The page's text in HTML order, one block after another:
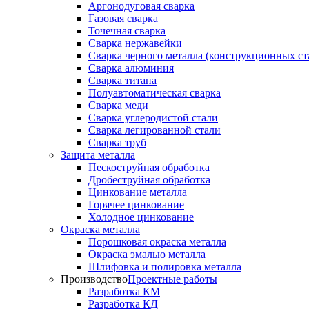
Аргонодуговая сварка
Газовая сварка
Точечная сварка
Сварка нержавейки
Сварка черного металла (конструкционных
Сварка алюминия
Сварка титана
Полуавтоматическая сварка
Сварка меди
Сварка углеродистой стали
Сварка легированной стали
Сварка труб
Защита металла
Пескоструйная обработка
Дробеструйная обработка
Цинкование металла
Горячее цинкование
Холодное цинкование
Окраска металла
Порошковая окраска металла
Окраска эмалью металла
Шлифовка и полировка металла
ПроизводствоПроектные работы
Разработка КМ
Разработка КД